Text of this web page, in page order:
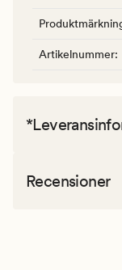
Artikelnummer:
Recensioner